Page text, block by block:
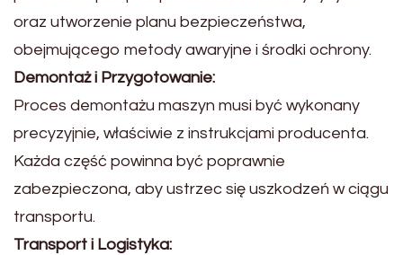
oraz utworzenie planu bezpieczeństwa,
obejmującego metody awaryjne i środki ochrony.
Demontaż i Przygotowanie:
Proces demontażu maszyn musi być wykonany
precyzyjnie, właściwie z instrukcjami producenta.
Każda część powinna być poprawnie
zabezpieczona, aby ustrzec się uszkodzeń w ciągu
transportu.
Transport i Logistyka: